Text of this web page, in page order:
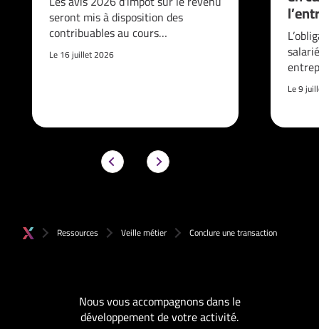
seront mis à disposition des
contribuables au cours…
Le 16 juillet 2026
Le 9
Ressources Veille métier Conclure une transaction
Nous vous accompagnons dans le
développement de votre activité.